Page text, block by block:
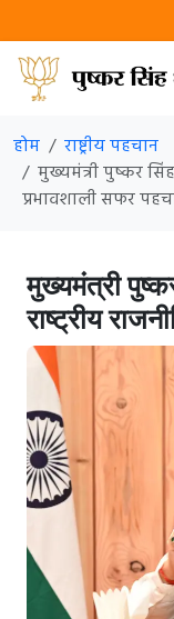
होम
राष्ट्रीय पहचान
मुख्यमंत्री पुष्कर
प्रभावशाली सफर
मुख्यमंत्री
राष्ट्रीय